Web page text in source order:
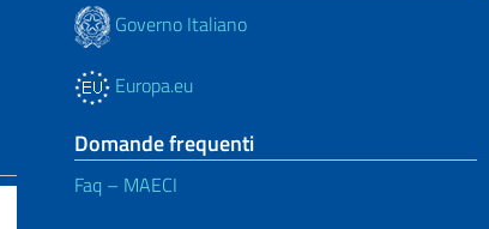
Governo Italiano
Europa.eu
Domande frequenti
Faq – MAECI